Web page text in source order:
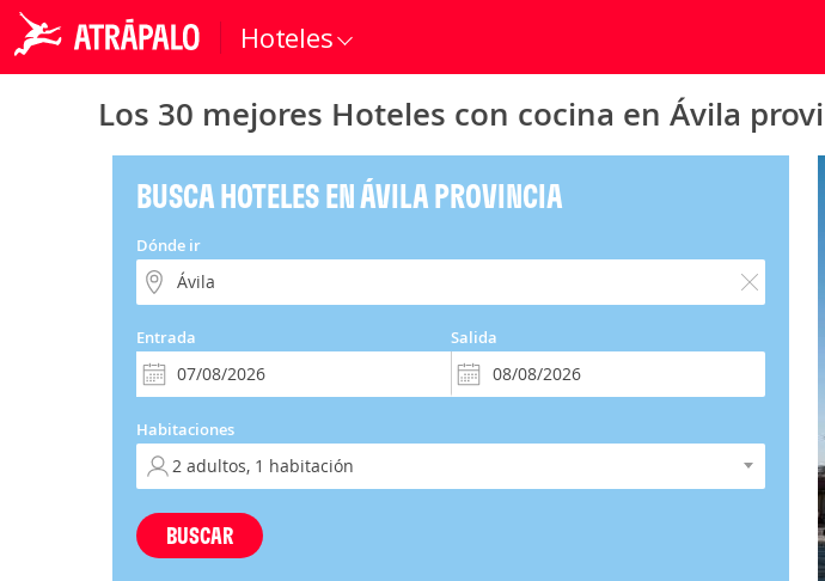
Hoteles
Los 30 mejores Hoteles con cocina en Ávila
BUSCA HOTELES EN ÁVILA PROVINCIA
Dónde ir
Entrada Salida
Habitaciones
BUSCAR